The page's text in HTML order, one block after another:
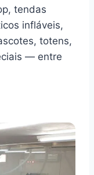
tendas
infláveis,
totens,
— entre